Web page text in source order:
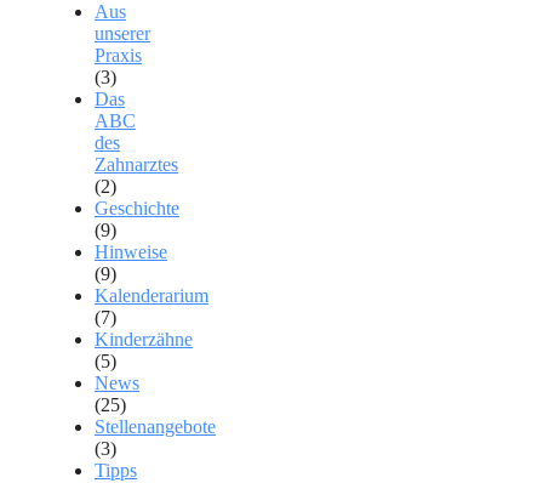
Aus
unserer
Praxis
(3)
Das
ABC
des
Zahnarztes
(2)
Geschichte
(9)
Hinweise
(9)
Kalenderarium
(7)
Kinderzähne
(5)
News
(25)
Stellenangebote
(3)
Tipps